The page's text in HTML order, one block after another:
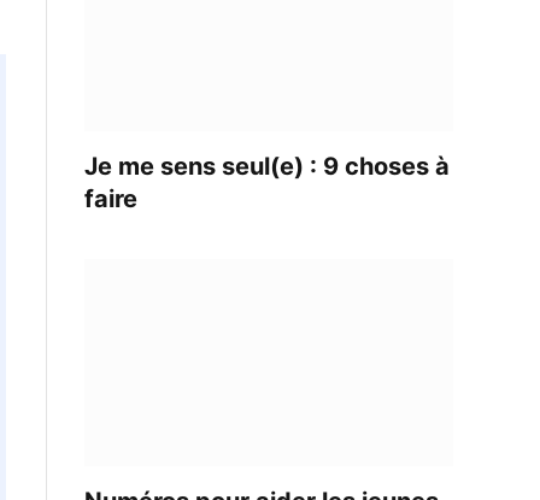
Je me sens seul(e) : 9 choses à
faire